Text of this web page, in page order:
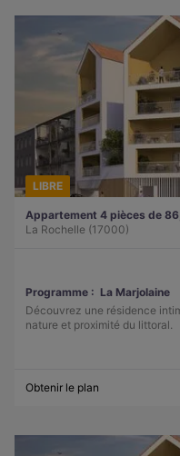
LIBRE
Appartement 4 pièces de
La Rochelle (17000)
Programme : La Marjolaine
Découvrez une résidence
nature et proximité du littoral.
Obtenir le plan